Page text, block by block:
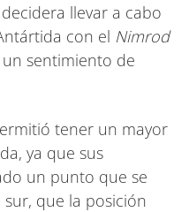
llevar a cabo
con el Nimrod
sentimiento de
tener un mayor
ya que sus
un punto que se
que la posición